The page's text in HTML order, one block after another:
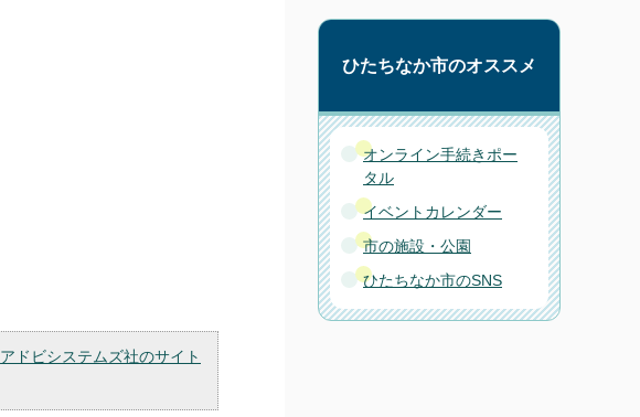
アドビシステムズ社のサイト
ひたちなか市のオススメ
オンライン手続きポー
タル
イベントカレンダー
市の施設・公園
ひたちなか市のSNS